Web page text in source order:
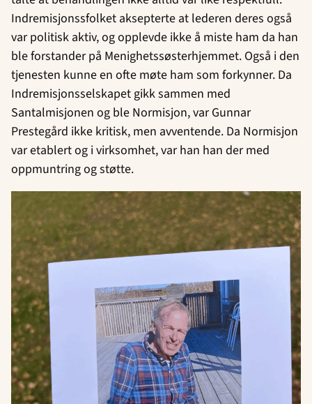
Indremisjonssfolket aksepterte at lederen deres også
var politisk aktiv, og opplevde ikke å miste ham da han
ble forstander på Menighetssøsterhjemmet. Også i den
tjenesten kunne en ofte møte ham som forkynner. Da
Indremisjonsselskapet gikk sammen med
Santalmisjonen og ble Normisjon, var Gunnar
Prestegård ikke kritisk, men avventende. Da Normisjon
var etablert og i virksomhet, var han han der med
oppmuntring og støtte.